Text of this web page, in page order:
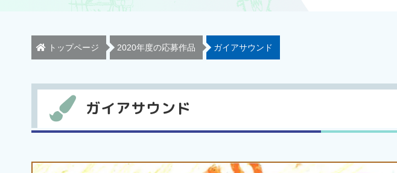
トップページ 2020年度の応募作品 ガイアサウンド
ガイアサウンド